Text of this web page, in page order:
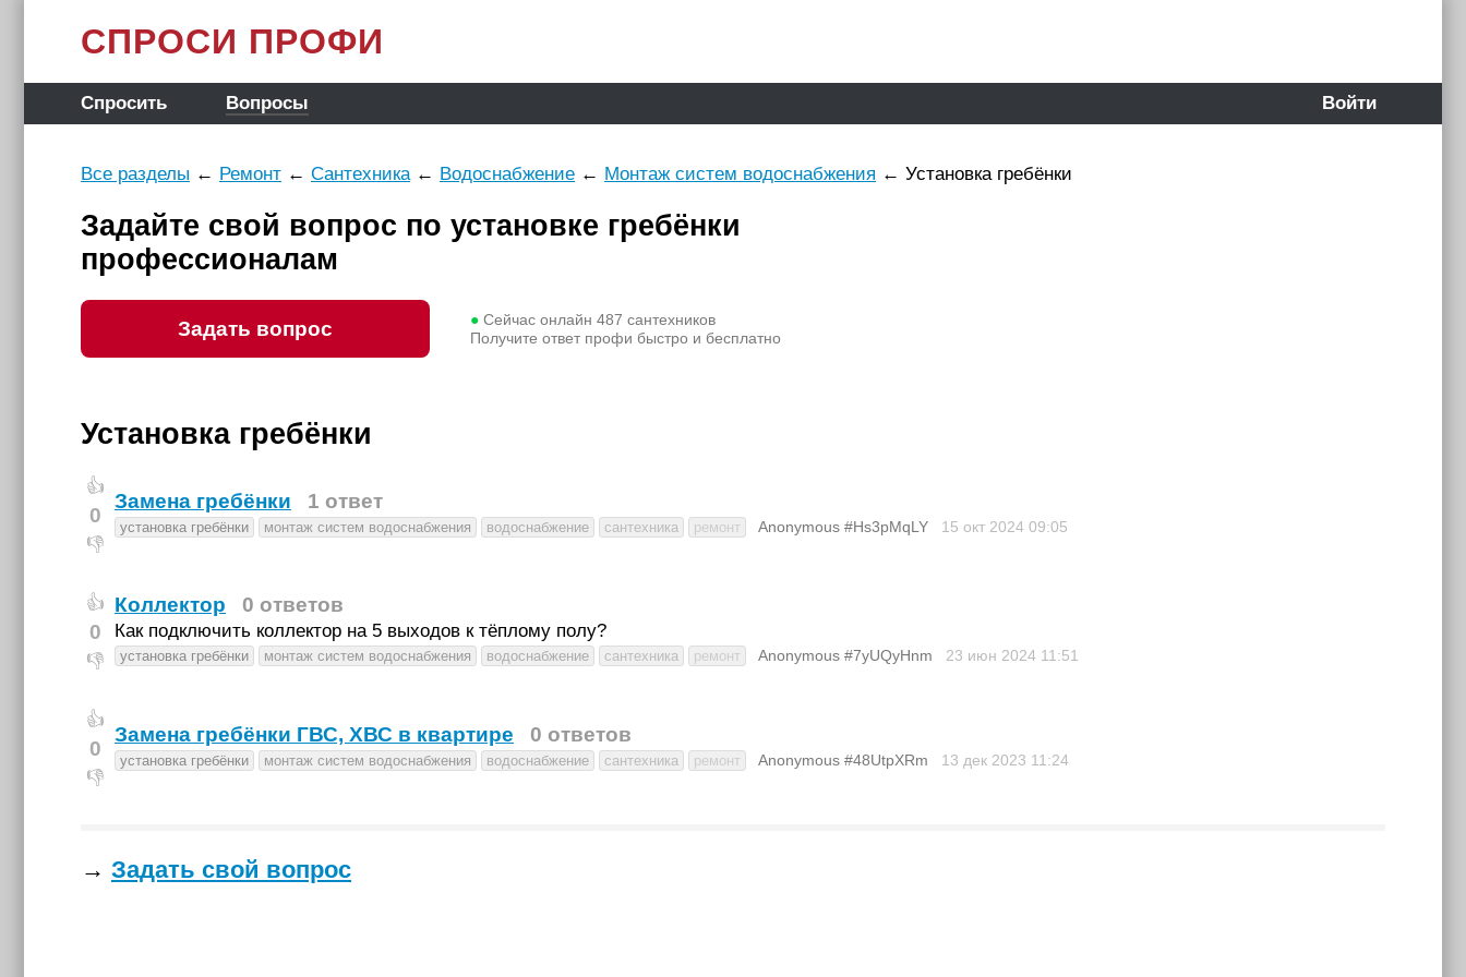
СПРОСИ ПРОФИ
Спросить Вопросы Войти
Все разделы ← Ремонт ← Сантехника← Водоснабжение ← Монтаж систем водоснабжения ← Установка гребёнки
Задайте свой вопрос по установке гребёнки
профессионалам
Задать вопрос ● Сейчас онлайн 487 сантехников
Получите ответ профи быстро и бесплатно
Установка гребёнки
👍
0
👎
Замена гребёнки 1 ответ
установка гребёнки монтаж систем водоснабжения водоснабжение сантехника ремонт Anonymous #Hs3pMqLY 15 окт 2024 09:05
👍
0
👎
Коллектор 0 ответов
Как подключить коллектор на 5 выходов к тёплому полу?
установка гребёнки монтаж систем водоснабжения водоснабжение сантехника ремонт Anonymous #7yUQyHnm 23 июн 2024 11:51
👍
0
👎
Замена гребёнки ГВС, ХВС в квартире 0 ответов
установка гребёнки монтаж систем водоснабжения водоснабжение сантехника ремонт Anonymous #48UtpXRm 13 дек 2023 11:24
→ Задать свой вопрос